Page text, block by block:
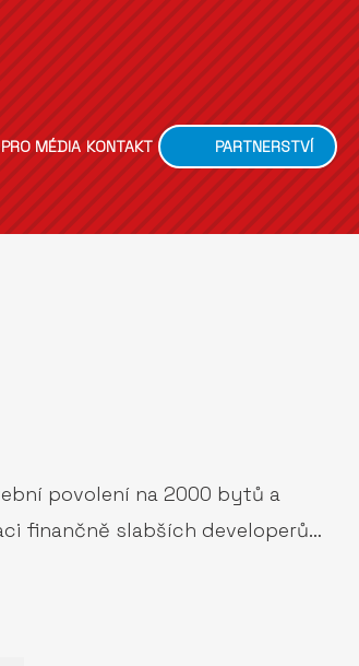
PRO MÉDIA KONTAKT PARTNERSTVÍ
povolení na 2000 bytů a
finančně slabších developerů…